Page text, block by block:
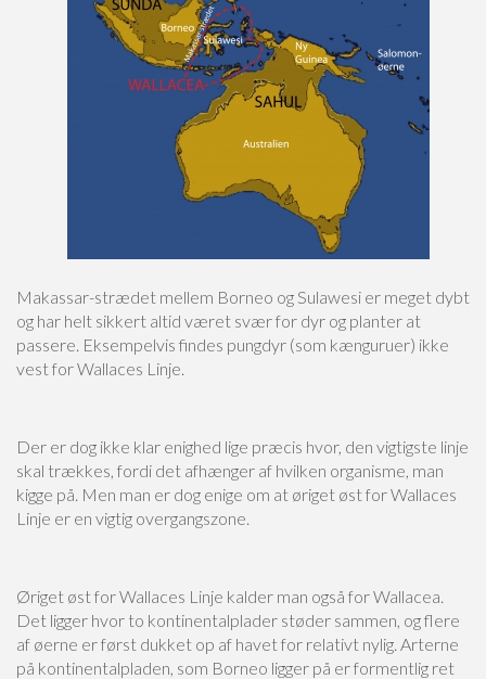
Makassar-strædet mellem Borneo og Sulawesi er meget dybt
og har helt sikkert altid været svær for dyr og planter at
passere. Eksempelvis findes pungdyr (som kænguruer) ikke
vest for Wallaces Linje.
Der er dog ikke klar enighed lige præcis hvor, den vigtigste linje
skal trækkes, fordi det afhænger af hvilken organisme, man
kigge på. Men man er dog enige om at øriget øst for Wallaces
Linje er en vigtig overgangszone.
Øriget øst for Wallaces Linje kalder man også for Wallacea.
Det ligger hvor to kontinentalplader støder sammen, og flere
af øerne er først dukket op af havet for relativt nylig. Arterne
på kontinentalpladen, som Borneo ligger på er formentlig ret